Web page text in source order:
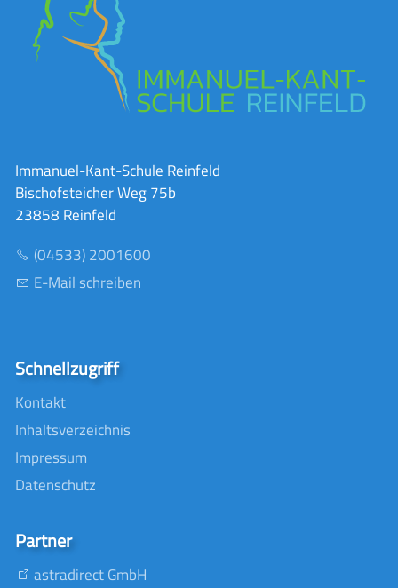
Immanuel-Kant-Schule Reinfeld
Bischofsteicher Weg 75b
23858 Reinfeld
(04533) 2001600
E-Mail schreiben
Schnellzugriff
Kontakt
Inhaltsverzeichnis
Impressum
Datenschutz
Partner
astradirect GmbH